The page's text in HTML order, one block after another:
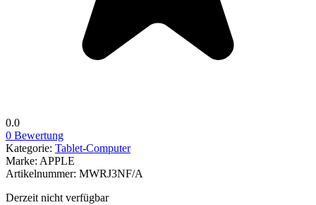
0.0
0 Bewertung
Kategorie: Tablet-Computer
Marke: APPLE
Artikelnummer: MWRJ3NF/A
Derzeit nicht verfügbar